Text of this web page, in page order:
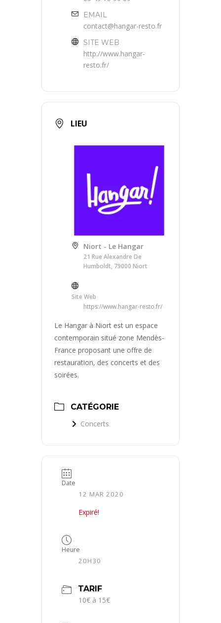
EMAIL
contact@hangar-resto.fr
SITE WEB
http://www.hangar-
resto.fr/
LIEU
Niort - Le Hangar
21 Rue Alexandre De
Humboldt, 79000 Niort
Site Web
https://www.hangar-resto.fr/
Le Hangar à Niort est un espace
contemporain situé zone Mendès-
France proposant une offre de
restauration, des concerts et des
soirées.
CATÉGORIE
Concerts
Date
12 MAR 2020
Expiré!
Heure
20H30
TARIF
10€ à 15€